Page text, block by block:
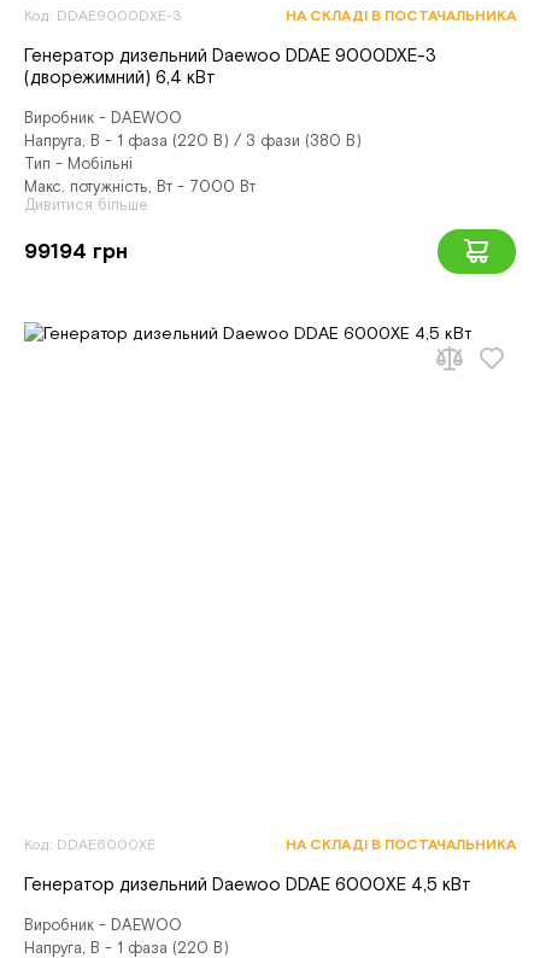
Код: DDAE9000DXE-3 НА СКЛАДІ В ПОСТАЧАЛЬНИКА
Генератор дизельний Daewoo DDAE 9000DXE-3
(дворежимний) 6,4 кВт
Виробник - DAEWOO
Напруга, В - 1 фаза (220 В) / 3 фази (380 В)
Тип - Мобільні
Макс. потужність, Вт - 7000 Вт
Дивитися більше
99194 грн
Код: DDAE6000XE НА СКЛАДІ В ПОСТАЧАЛЬНИКА
Генератор дизельний Daewoo DDAE 6000XE 4,5 кВт
Виробник - DAEWOO
Напруга, В - 1 фаза (220 В)